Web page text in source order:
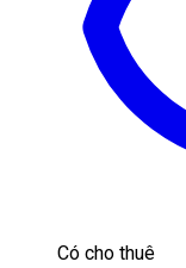
Có cho thuê